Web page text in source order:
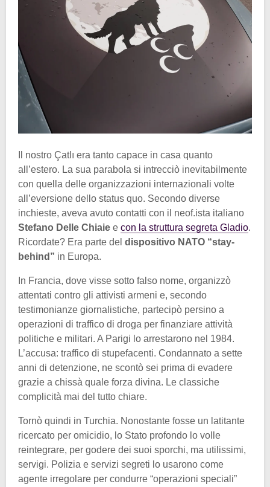
Il nostro Çatlı era tanto capace in casa quanto
all’estero. La sua parabola si intrecciò inevitabilmente
con quella delle organizzazioni internazionali volte
all’eversione dello status quo. Secondo diverse
inchieste, aveva avuto contatti con il neof.ista italiano
Stefano Delle Chiaie e con la struttura segreta Gladio.
Ricordate? Era parte del dispositivo NATO “stay-
behind” in Europa.
In Francia, dove visse sotto falso nome, organizzò
attentati contro gli attivisti armeni e, secondo
testimonianze giornalistiche, partecipò persino a
operazioni di traffico di droga per finanziare attività
politiche e militari. A Parigi lo arrestarono nel 1984.
L’accusa: traffico di stupefacenti. Condannato a sette
anni di detenzione, ne scontò sei prima di evadere
grazie a chissà quale forza divina. Le classiche
complicità mai del tutto chiare.
Tornò quindi in Turchia. Nonostante fosse un latitante
ricercato per omicidio, lo Stato profondo lo volle
reintegrare, per godere dei suoi sporchi, ma utilissimi,
servigi. Polizia e servizi segreti lo usarono come
agente irregolare per condurre “operazioni speciali”